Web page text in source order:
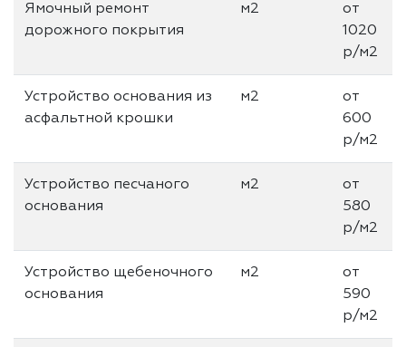
Ямочный ремонт
дорожного покрытия
м2
от
1020
р/м2
Устройство основания из
асфальтной крошки
м2
от
600
р/м2
Устройство песчаного
основания
м2
от
580
р/м2
Устройство щебеночного
основания
м2
от
590
р/м2